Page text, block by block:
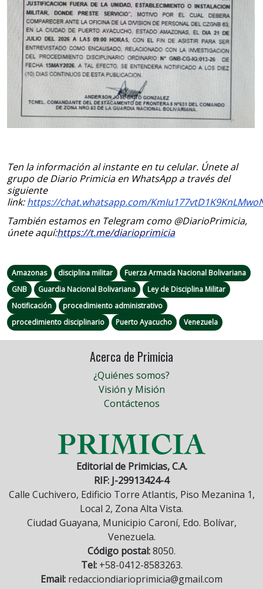
Ten la información al instante en tu celular. Únete al
grupo de Diario Primicia en WhatsApp a través del
siguiente
link:https://chat.whatsapp.com/
También estamos en Telegram como @DiarioPrimicia,
únete aquí:https://t.me/diarioprimicia
Amazonas disciplina militar
Fuerza Armada Nacional Bolivariana
GNB
Guardia Nacional Bolivariana
Ley de Disciplina Militar
Notificación
procedimiento administrativo
procedimiento disciplinario
Puerto Ayacucho Venezuela
Acerca de Primicia
¿Quiénes somos?
Visión y Misión
Contáctenos
Editorial de Primicias, C.A.
RIF: J-29913424-4
Calle Cuchivero, Edificio Torre Atlantis, Piso Mezanina 1,
Local 2, Zona Alta Vista.
Ciudad Guayana, Municipio Caroní, Edo. Bolívar,
Venezuela.
Código postal:8050.
Tel:+58-0412-8583263.
Email: redacciondiarioprimicia@gmail.com